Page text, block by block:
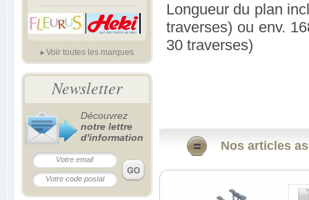
Voir toutes les marques
Newsletter
Découvrez
notre lettre
d'information
Longueur du plan
traverses) ou env.
30 traverses)
Nos articles